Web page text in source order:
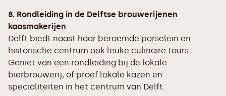
8. Rondleiding in de Delftse brouwerijenen
kaasmakerijen
Delft biedt naast haar beroemde porselein en
historische centrum ook leuke culinaire tours.
Geniet van een rondleiding bij de lokale
bierbrouwerij, of proef lokale kazen en
specialiteiten in het centrum van Delft.